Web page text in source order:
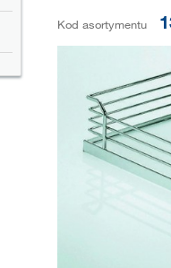
Kod asortymentu